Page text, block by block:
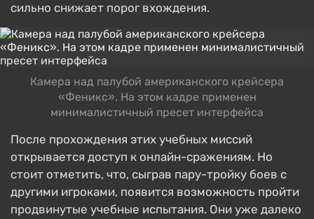
сильно снижает порог вхождения.
Камера над палубой американского крейсера
«Феникс». На этом кадре применен
минималистичный пресет интерфейса
После прохождения этих учебных миссий
открывается доступ к онлайн-сражениям. Но
стоит отметить, что, сыграв пару-тройку боев с
другими игроками, появится возможность пройти
продвинутые учебные испытания. Они уже далеко